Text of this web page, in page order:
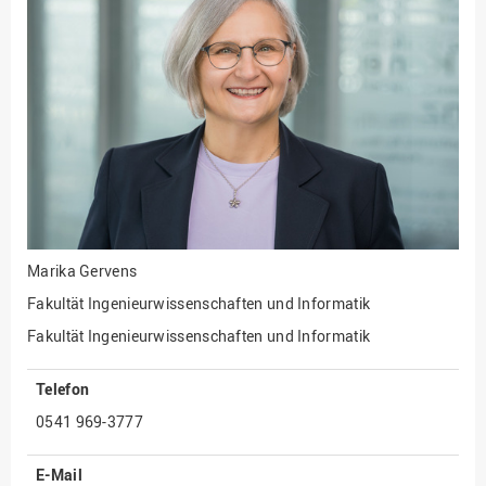
Ingenieurwissenschaften
Fakultät Management,
Fakultät Wirtschafts- und
Sozialwissenschaften
Finanzen
Forschung, Kooperation,
Drittmittel
Gebäude und Technik
Gesellschaftliches
Gleichstellungsbüro
Hochschulleitung
Hochschulplanung/-
Marika Gervens
Fakultät Ingenieurwissenschaften und Informatik
Fakultät Ingenieurwissenschaften und Informatik
Telefon
0541 969-3777
E-Mail